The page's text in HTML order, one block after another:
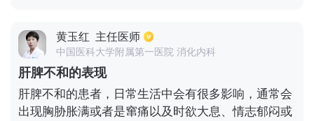
要先找出病因再对症治疗。如果因为大量喝酒引起，
就需要严格进行戒酒，如果是因为肥胖代谢综合征导
致的，就需要用健康的方法减肥。患者的肝功能不正
常，就需要服用护肝片，长期坚持能起到较好的治疗
效果。
黄玉红 主任医师
中国医科大学附属第一医院 消化内科
肝脾不和的表现
肝脾不和的患者，日常生活中会有很多影响，通常会
出现胸胁胀满或者是窜痛以及时欲大息、情志郁闷或